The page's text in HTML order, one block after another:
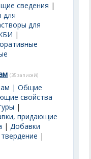
сведения |
для
для
|
(35 записей)
| Общие
свойства
|
придающие
|Добавки
|